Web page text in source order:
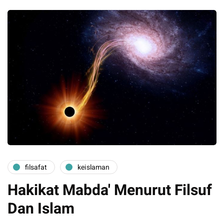
filsafat keislaman
Hakikat Mabda' Menurut Filsuf
Dan Islam